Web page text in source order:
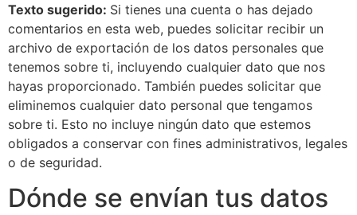
Texto sugerido: Si tienes una cuenta o has dejado
comentarios en esta web, puedes solicitar recibir un
archivo de exportación de los datos personales que
tenemos sobre ti, incluyendo cualquier dato que nos
hayas proporcionado. También puedes solicitar que
eliminemos cualquier dato personal que tengamos
sobre ti. Esto no incluye ningún dato que estemos
obligados a conservar con fines administrativos, legales
o de seguridad.
Dónde se envían tus datos